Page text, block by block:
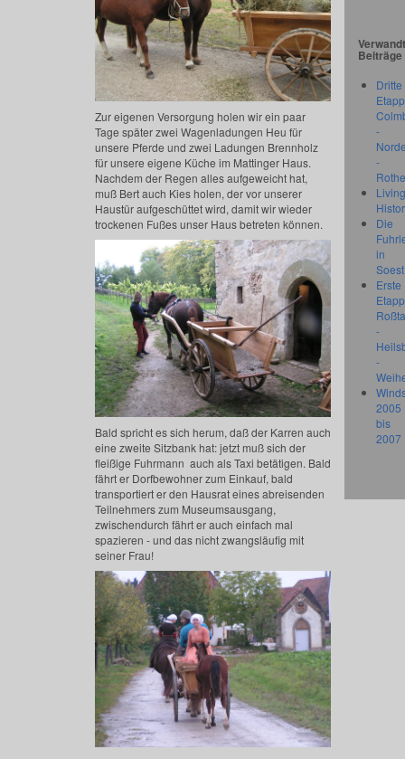
Zur eigenen Versorgung holen wir ein paar
Tage später zwei Wagenladungen Heu für
unsere Pferde und zwei Ladungen Brennholz
für unsere eigene Küche im Mattinger Haus.
Nachdem der Regen alles aufgeweicht hat,
muß Bert auch Kies holen, der vor unserer
Haustür aufgeschüttet wird, damit wir wieder
trockenen Fußes unser Haus betreten können.
Bald spricht es sich herum, daß der Karren auch
eine zweite Sitzbank hat: jetzt muß sich der
fleißige Fuhrmann auch als Taxi betätigen. Bald
fährt er Dorfbewohner zum Einkauf, bald
transportiert er den Hausrat eines abreisenden
Teilnehmers zum Museumsausgang,
zwischendurch fährt er auch einfach mal
spazieren - und das nicht zwangsläufig mit
seiner Frau!
Beiträge
Dritte
-
-
Living
Die
in
Soest
Erste
-
-
2005
bis
2007